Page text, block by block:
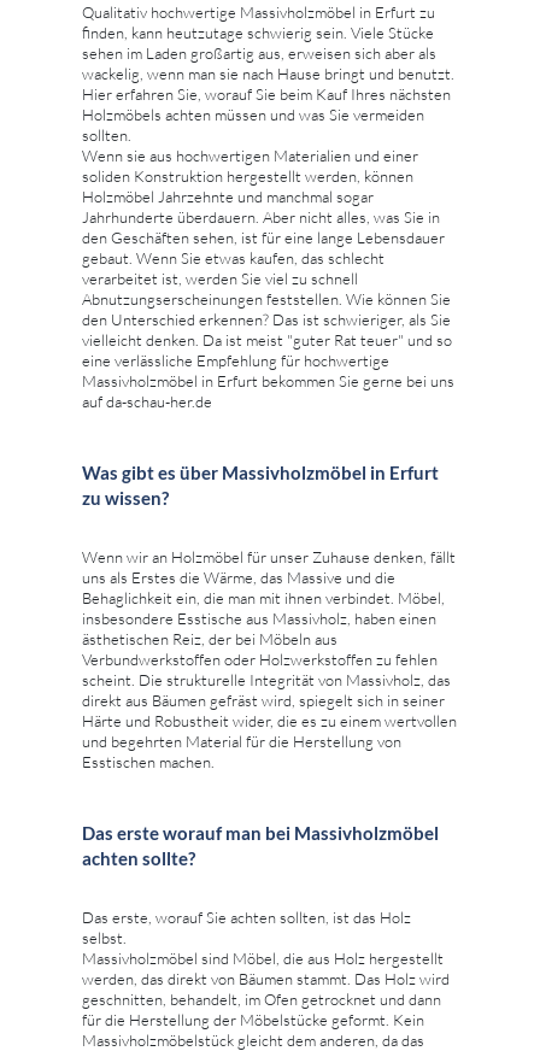
Qualitativ hochwertige Massivholzmöbel in Erfurt zu
finden, kann heutzutage schwierig sein. Viele Stücke
sehen im Laden großartig aus, erweisen sich aber als
wackelig, wenn man sie nach Hause bringt und benutzt.
Hier erfahren Sie, worauf Sie beim Kauf Ihres nächsten
Holzmöbels achten müssen und was Sie vermeiden
sollten.
Wenn sie aus hochwertigen Materialien und einer
soliden Konstruktion hergestellt werden, können
Holzmöbel Jahrzehnte und manchmal sogar
Jahrhunderte überdauern. Aber nicht alles, was Sie in
den Geschäften sehen, ist für eine lange Lebensdauer
gebaut. Wenn Sie etwas kaufen, das schlecht
verarbeitet ist, werden Sie viel zu schnell
Abnutzungserscheinungen feststellen. Wie können Sie
den Unterschied erkennen? Das ist schwieriger, als Sie
vielleicht denken. Da ist meist "guter Rat teuer" und so
eine verlässliche Empfehlung für hochwertige
Massivholzmöbel in Erfurt bekommen Sie gerne bei uns
auf da-schau-her.de
Was gibt es über Massivholzmöbel in Erfurt
zu wissen?
Wenn wir an Holzmöbel für unser Zuhause denken, fällt
uns als Erstes die Wärme, das Massive und die
Behaglichkeit ein, die man mit ihnen verbindet. Möbel,
insbesondere Esstische aus Massivholz, haben einen
ästhetischen Reiz, der bei Möbeln aus
Verbundwerkstoffen oder Holzwerkstoffen zu fehlen
scheint. Die strukturelle Integrität von Massivholz, das
direkt aus Bäumen gefräst wird, spiegelt sich in seiner
Härte und Robustheit wider, die es zu einem wertvollen
und begehrten Material für die Herstellung von
Esstischen machen.
Das erste worauf man bei Massivholzmöbel
achten sollte?
Das erste, worauf Sie achten sollten, ist das Holz
selbst.
Massivholzmöbel sind Möbel, die aus Holz hergestellt
werden, das direkt von Bäumen stammt. Das Holz wird
geschnitten, behandelt, im Ofen getrocknet und dann
für die Herstellung der Möbelstücke geformt. Kein
Massivholzmöbelstück gleicht dem anderen, da das